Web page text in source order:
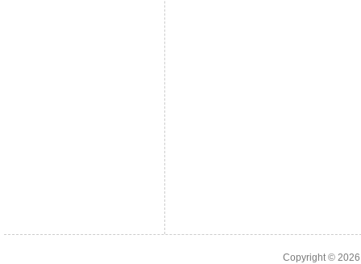
Copyright ©